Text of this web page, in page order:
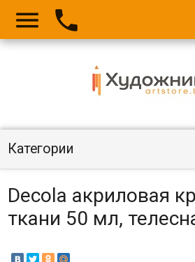
 
Категории
Decola акриловая
ткани 50 мл,